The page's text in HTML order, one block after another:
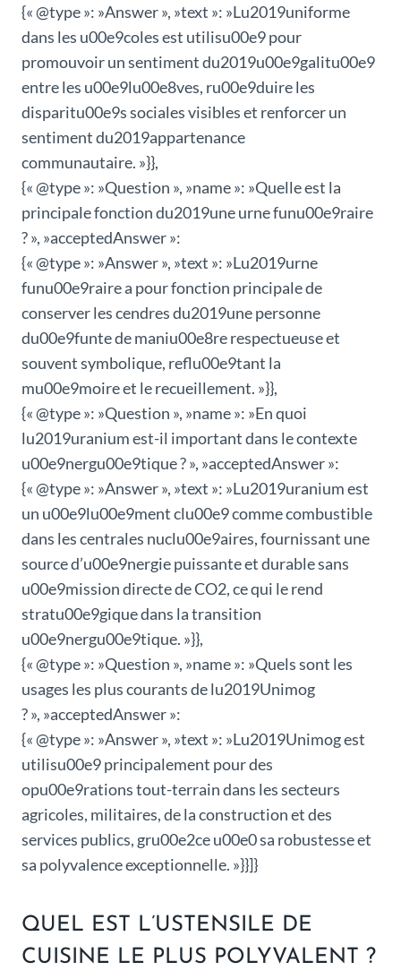
{« @type »: »Answer », »text »: »Lu2019uniforme
dans les u00e9coles est utilisu00e9 pour
promouvoir un sentiment du2019u00e9galitu00e9
entre les u00e9lu00e8ves, ru00e9duire les
disparitu00e9s sociales visibles et renforcer un
sentiment du2019appartenance
communautaire. »}},
{« @type »: »Question », »name »: »Quelle est la
principale fonction du2019une urne funu00e9raire
? », »acceptedAnswer »:
{« @type »: »Answer », »text »: »Lu2019urne
funu00e9raire a pour fonction principale de
conserver les cendres du2019une personne
du00e9funte de maniu00e8re respectueuse et
souvent symbolique, reflu00e9tant la
mu00e9moire et le recueillement. »}},
{« @type »: »Question », »name »: »En quoi
lu2019uranium est-il important dans le contexte
u00e9nergu00e9tique ? », »acceptedAnswer »:
{« @type »: »Answer », »text »: »Lu2019uranium est
un u00e9lu00e9ment clu00e9 comme combustible
dans les centrales nuclu00e9aires, fournissant une
source d’u00e9nergie puissante et durable sans
u00e9mission directe de CO2, ce qui le rend
stratu00e9gique dans la transition
u00e9nergu00e9tique. »}},
{« @type »: »Question », »name »: »Quels sont les
usages les plus courants de lu2019Unimog
? », »acceptedAnswer »:
{« @type »: »Answer », »text »: »Lu2019Unimog est
utilisu00e9 principalement pour des
opu00e9rations tout-terrain dans les secteurs
agricoles, militaires, de la construction et des
services publics, gru00e2ce u00e0 sa robustesse et
sa polyvalence exceptionnelle. »}}]}
QUEL EST L’USTENSILE DE
CUISINE LE PLUS POLYVALENT ?